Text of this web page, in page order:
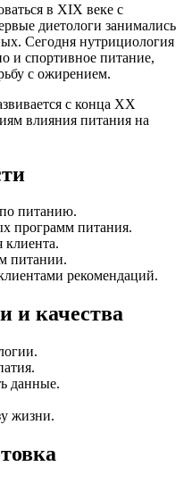
в XIX веке с
диетологи занимались
Сегодня нутрициология
и спортивное питание,
с ожирением.
с конца XX
влияния питания на
питанию.
программ питания.
клиента.
питании.
рекомендаций.
и качества
данные.
жизни.